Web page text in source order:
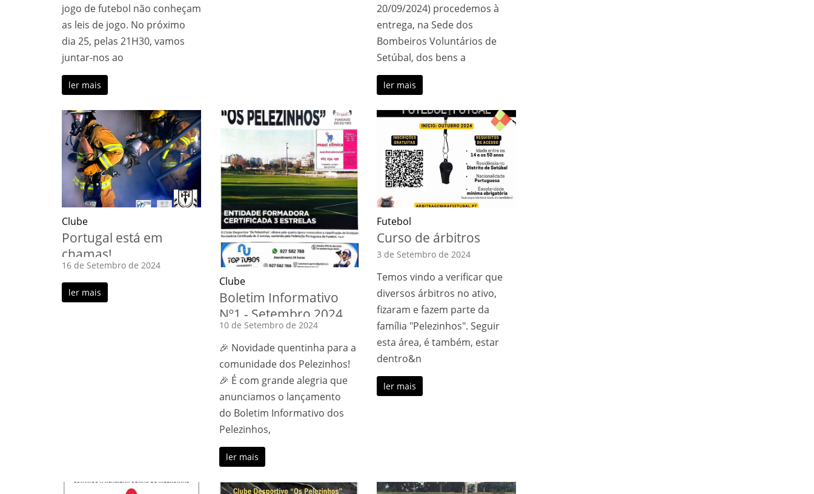
jogo de futebol não conheçam
as leis de jogo. No próximo
dia 25, pelas 21H30, vamos
juntar-nos ao
ler mais
20/09/2024) procedemos à
entrega, na Sede dos
Bombeiros Voluntários de
Setúbal, dos bens a
ler mais
Clube
Portugal está em
chamas!
16 de Setembro de 2024
ler mais
Clube
Boletim Informativo
Nº1 - Setembro 2024
10 de Setembro de 2024
🎉 Novidade quentinha para a
comunidade dos Pelezinhos!
🎉 É com grande alegria que
anunciamos o lançamento
do Boletim Informativo dos
Pelezinhos,
ler mais
Futebol
Curso de árbitros
3 de Setembro de 2024
Temos vindo a verificar que
diversos árbitros no ativo,
fizaram e fazem parte da
família "Pelezinhos". Seguir
esta área, é também, estar
dentro&n
ler mais